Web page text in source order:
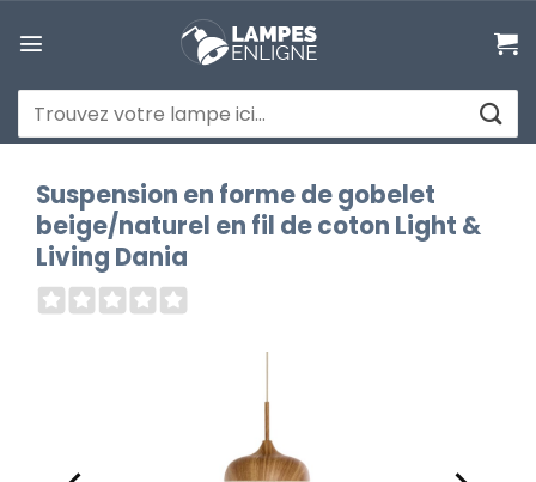
au
Recherche
pour :
Suspension en forme de gobelet
beige/naturel en fil de coton Light &
Living Dania